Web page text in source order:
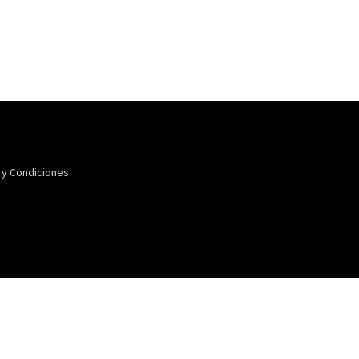
Condiciones